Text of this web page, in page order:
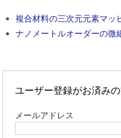
複合材料の三次元元素マッ
ナノメートルオーダーの微
ユーザー登録がお済み
メールアドレス